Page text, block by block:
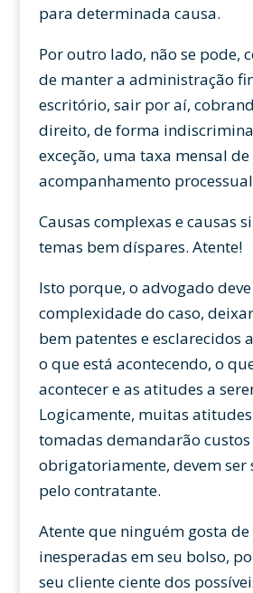
para determinada causa.
Por outro lado, não se pode,
de manter a administração
escritório, sair por aí,
direito, de forma
exceção, uma taxa mensal de
acompanhamento
Causas complexas e causas
temas bem díspares. Atente!
Isto porque, o advogado
complexidade do caso,
bem patentes e esclarecidos
o que está acontecendo, o
acontecer e as atitudes a
Logicamente, muitas
tomadas demandarão custos
obrigatoriamente, devem ser
pelo contratante.
Atente que ninguém gosta
inesperadas em seu bolso,
seu cliente ciente dos